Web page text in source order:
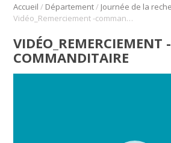
Accueil / Département/
Vidéo_Remerciement -commanditaire
VIDÉO_REMERCIEMENT -
COMMANDITAIRE